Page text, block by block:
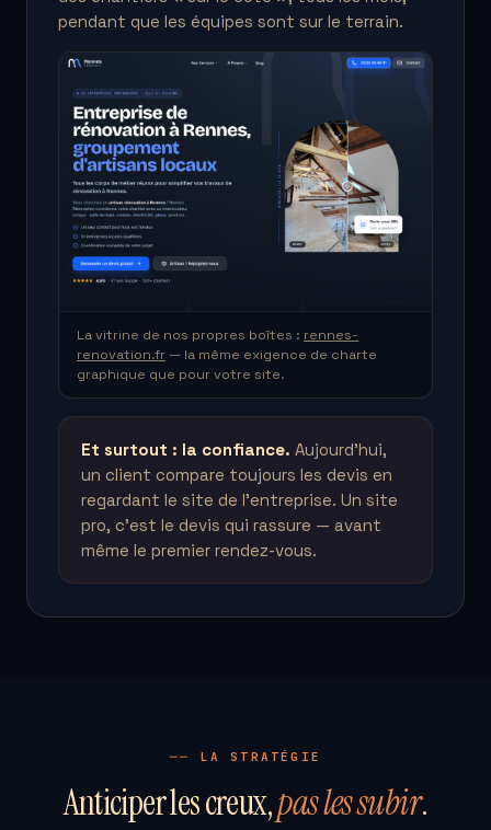
pendant que les équipes sont sur le terrain.
La vitrine de nos propres boîtes : rennes-
renovation.fr — la même exigence de charte
graphique que pour votre site.
Et surtout : la confiance. Aujourd'hui,
un client compare toujours les devis en
regardant le site de l'entreprise. Un site
pro, c'est le devis qui rassure — avant
même le premier rendez-vous.
── LA STRATÉGIE
Anticiper les creux,pas les subir.